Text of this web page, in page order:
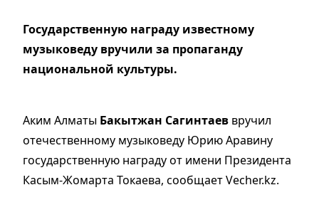
Государственную награду известному
музыковеду вручили за пропаганду
национальной культуры.
Аким Алматы Бакытжан Сагинтаев вручил
отечественному музыковеду Юрию Аравину
государственную награду от имени Президента
Касым-Жомарта Токаева, сообщает Vecher.kz.